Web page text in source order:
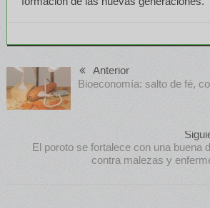
Anterior
Bioeconomía: salto de fé,
El poroto se fortalece con una buena
contra malezas y